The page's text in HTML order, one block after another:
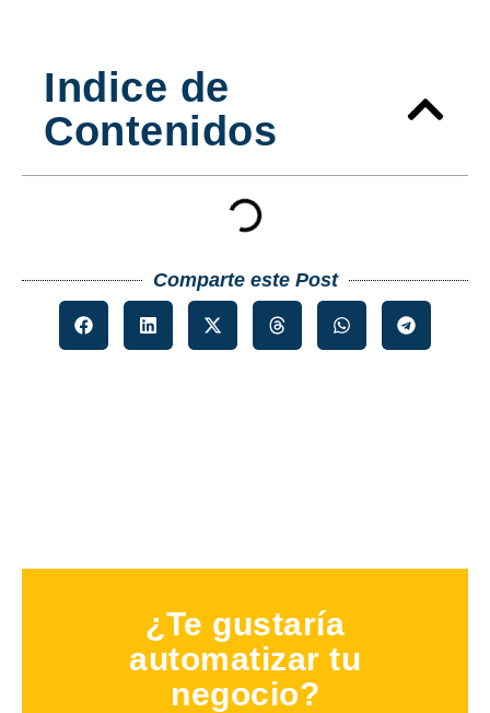
Indice de
Contenidos
Comparte este Post
¿Te gustaría
automatizar tu
negocio?